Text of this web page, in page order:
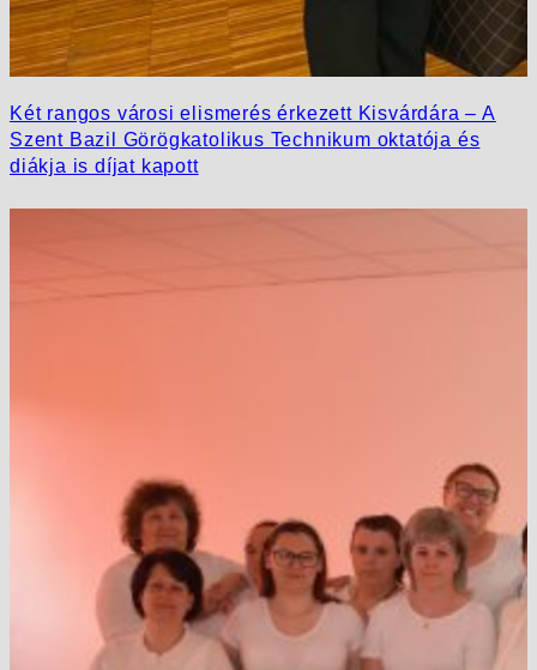
Két rangos városi elismerés érkezett Kisvárdára – A
Szent Bazil Görögkatolikus Technikum oktatója és
diákja is díjat kapott